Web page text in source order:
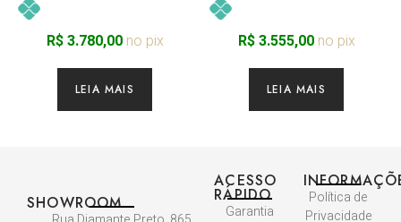
R$3.780,00no pix
LEIA MAIS
R$3.555,00no pix
LEIA MAIS
SHOWROOM
ACESSO
RÁPIDO
Garantia
Política de
Privacidade